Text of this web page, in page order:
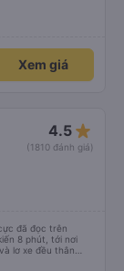
Xem giá
4.5 star_rate
(1810 đánh giá)
đã đọc trên
8 phút, tới nơi
cá nhân mình